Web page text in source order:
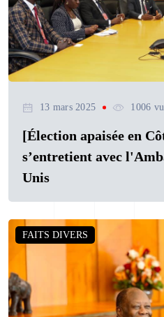
13 mars 2025 1006
[Élection apaisée en
s’entretient avec
Unis
FAITS DIVERS